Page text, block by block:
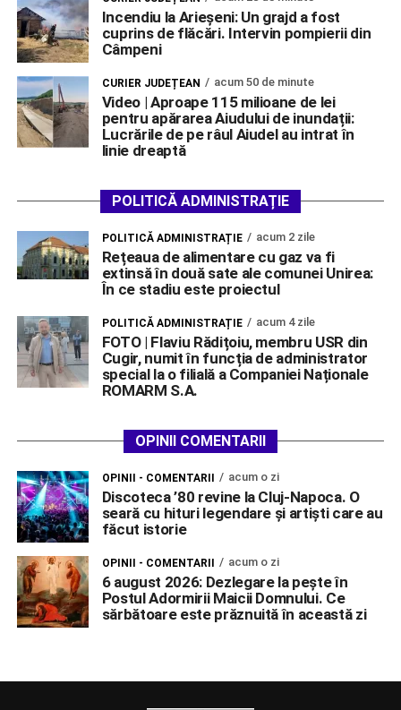
Incendiu la Arieșeni: Un grajd a fost
cuprins de flăcări. Intervin pompierii din
Câmpeni
CURIER JUDEȚEAN acum 50 de minute
Video | Aproape 115 milioane de lei
pentru apărarea Aiudului de inundații:
Lucrările de pe râul Aiudel au intrat în
linie dreaptă
POLITICĂ ADMINISTRAȚIE
POLITICĂ ADMINISTRAȚIE acum 2 zile
Rețeaua de alimentare cu gaz va fi
extinsă în două sate ale comunei Unirea:
În ce stadiu este proiectul
POLITICĂ ADMINISTRAȚIE acum 4 zile
FOTO | Flaviu Rădițoiu, membru USR din
Cugir, numit în funcția de administrator
special la o filială a Companiei Naționale
ROMARM S.A.
OPINII COMENTARII
OPINII - COMENTARII acum o zi
Discoteca ’80 revine la Cluj-Napoca. O
seară cu hituri legendare și artiști care au
făcut istorie
OPINII - COMENTARII acum o zi
6 august 2026: Dezlegare la pește în
Postul Adormirii Maicii Domnului. Ce
sărbătoare este prăznuită în această zi